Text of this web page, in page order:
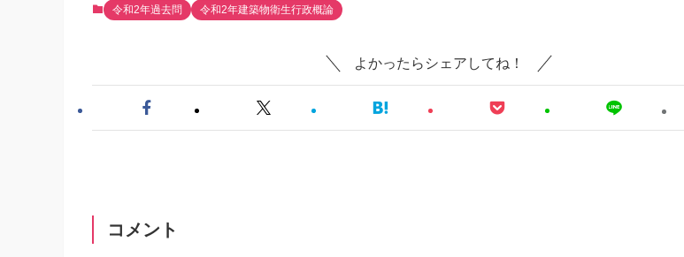
令和2年過去問 令和2年建築物衛生行政概論
よかったらシェアしてね！
コメント